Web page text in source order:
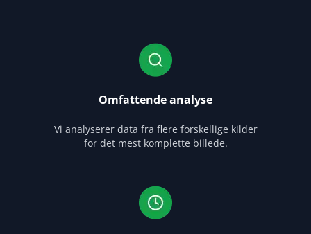
Omfattende analyse
Vi analyserer data fra flere forskellige kilder
for det mest komplette billede.